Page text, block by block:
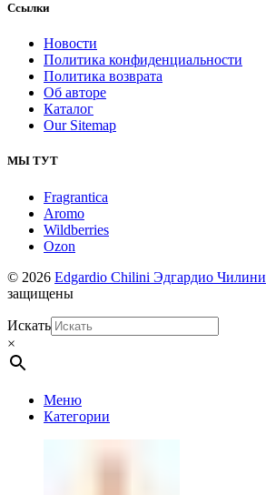
Ссылки
Новости
Политика конфиденциальности
Политика возврата
Об авторе
Каталог
Our Sitemap
МЫ ТУТ
Fragrantica
Aromo
Wildberries
Ozon
© 2026 Edgardio Chilini Эдгардио Чилини
защищены
Искать
×
Меню
Категории